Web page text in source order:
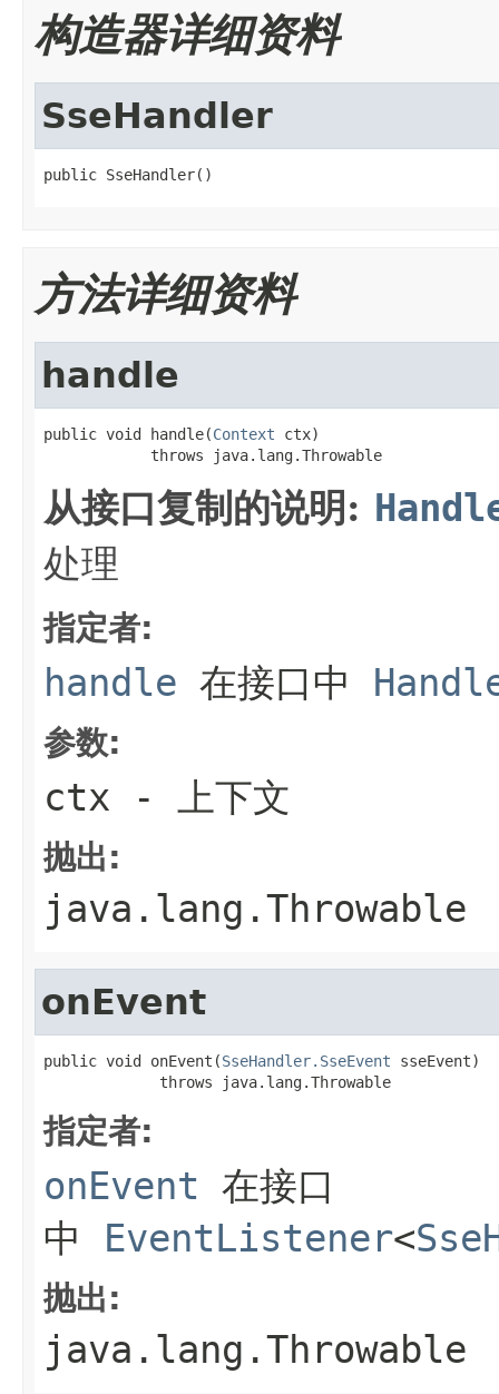
构造器详细资料
SseHandler
public SseHandler()
方法详细资料
handle
public void handle(Context ctx)
            throws java.lang.Throwable
从接口复制的说明:
处理
指定者:
handle 在接口中
参数:
ctx - 上下文
抛出:
java.lang.Throwable
onEvent
public void onEvent(SseHandler.SseEvent sseEvent)
             throws java.lang.Throwable
指定者:
onEvent 在接口
中 EventListener<
抛出:
java.lang.Throwable